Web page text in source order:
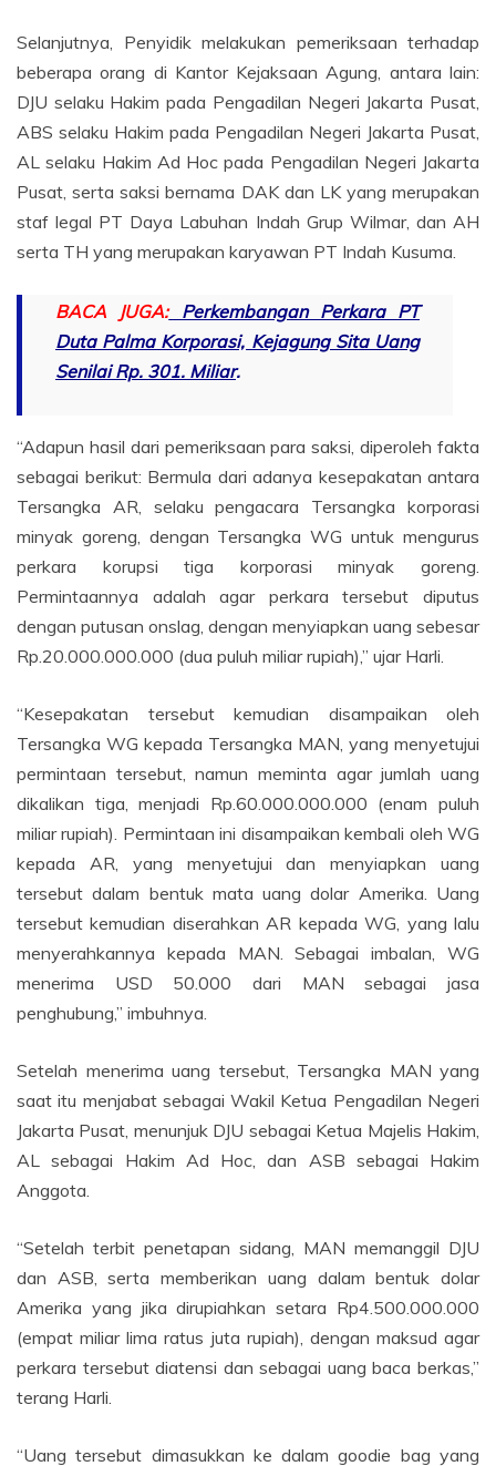
Selanjutnya, Penyidik melakukan pemeriksaan terhadap
beberapa orang di Kantor Kejaksaan Agung, antara lain:
DJU selaku Hakim pada Pengadilan Negeri Jakarta Pusat,
ABS selaku Hakim pada Pengadilan Negeri Jakarta Pusat,
AL selaku Hakim Ad Hoc pada Pengadilan Negeri Jakarta
Pusat, serta saksi bernama DAK dan LK yang merupakan
staf legal PT Daya Labuhan Indah Grup Wilmar, dan AH
serta TH yang merupakan karyawan PT Indah Kusuma.
BACA JUGA:Perkembangan Perkara PT
Duta Palma Korporasi, Kejagung Sita Uang
Senilai Rp. 301. Miliar.
“Adapun hasil dari pemeriksaan para saksi, diperoleh fakta
sebagai berikut: Bermula dari adanya kesepakatan antara
Tersangka AR, selaku pengacara Tersangka korporasi
minyak goreng, dengan Tersangka WG untuk mengurus
perkara korupsi tiga korporasi minyak goreng.
Permintaannya adalah agar perkara tersebut diputus
dengan putusan onslag, dengan menyiapkan uang sebesar
Rp.20.000.000.000 (dua puluh miliar rupiah),” ujar Harli.
“Kesepakatan tersebut kemudian disampaikan oleh
Tersangka WG kepada Tersangka MAN, yang menyetujui
permintaan tersebut, namun meminta agar jumlah uang
dikalikan tiga, menjadi Rp.60.000.000.000 (enam puluh
miliar rupiah). Permintaan ini disampaikan kembali oleh WG
kepada AR, yang menyetujui dan menyiapkan uang
tersebut dalam bentuk mata uang dolar Amerika. Uang
tersebut kemudian diserahkan AR kepada WG, yang lalu
menyerahkannya kepada MAN. Sebagai imbalan, WG
menerima USD 50.000 dari MAN sebagai jasa
penghubung,” imbuhnya.
Setelah menerima uang tersebut, Tersangka MAN yang
saat itu menjabat sebagai Wakil Ketua Pengadilan Negeri
Jakarta Pusat, menunjuk DJU sebagai Ketua Majelis Hakim,
AL sebagai Hakim Ad Hoc, dan ASB sebagai Hakim
Anggota.
“Setelah terbit penetapan sidang, MAN memanggil DJU
dan ASB, serta memberikan uang dalam bentuk dolar
Amerika yang jika dirupiahkan setara Rp4.500.000.000
(empat miliar lima ratus juta rupiah), dengan maksud agar
perkara tersebut diatensi dan sebagai uang baca berkas,”
terang Harli.
“Uang tersebut dimasukkan ke dalam goodie bag yang